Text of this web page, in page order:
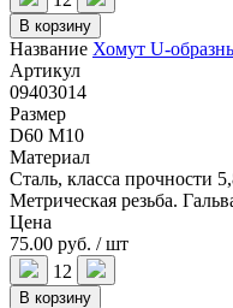
В корзину
Название Хомут U-
Артикул
09403014
Размер
D60 M10
Материал
Сталь, класса прочности
Метрическая резьба.
Цена
75.00 руб. / шт
12
В корзину